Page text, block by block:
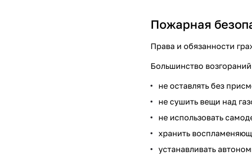
Пожарная
Права и обязанности
Большинство
не оставлять без
не сушить вещи над
не использовать
хранить
устанавливать